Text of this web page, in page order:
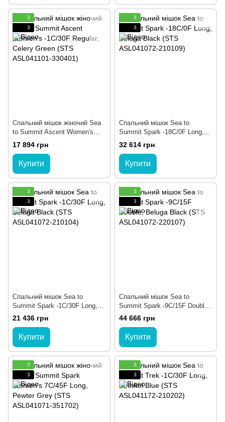
3
3
Спальний мішок жіночий Sea
to Summit Ascent Women's
-1C/30F Regular, Celery Green
(STS ASL041101-330401)
17 894 грн
Купити
3
3
Спальний мішок Sea to
Summit Spark -18C/0F Long,
Beluga Black (STS ASL041072-
32 614 грн
Купити
3
3
Спальний мішок Sea to
Summit Spark -1C/30F Long,
Beluga Black (STS ASL041072-
21 436 грн
Купити
3
3
Спальний мішок Sea to
Summit Spark -9C/15F Double,
Beluga Black (STS ASL041072-
44 666 грн
Купити
3
3
3
3